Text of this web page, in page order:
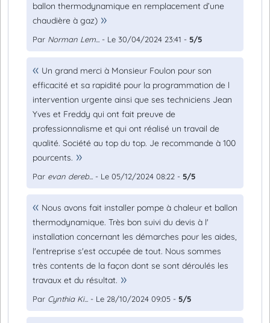
ballon thermodynamique en remplacement d’une
chaudière à gaz)
Par Norman Lem... - Le 30/04/2024 23:41 - 5/5
Un grand merci à Monsieur Foulon pour son
efficacité et sa rapidité pour la programmation de l
intervention urgente ainsi que ses techniciens Jean
Yves et Freddy qui ont fait preuve de
professionnalisme et qui ont réalisé un travail de
qualité. Société au top du top. Je recommande à 100
pourcents.
Par evan dereb... - Le 05/12/2024 08:22 - 5/5
Nous avons fait installer pompe à chaleur et ballon
thermodynamique. Très bon suivi du devis à l'
installation concernant les démarches pour les aides,
l'entreprise s'est occupée de tout. Nous sommes
très contents de la façon dont se sont déroulés les
travaux et du résultat.
Par Cynthia Ki... - Le 28/10/2024 09:05 - 5/5